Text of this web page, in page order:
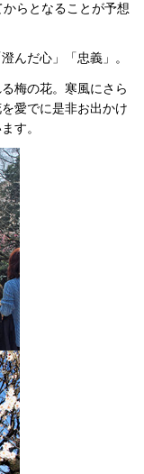
らとなることが予想
んだ心」「忠義」。
梅の花。寒風にさら
愛でに是非お出かけ
す。